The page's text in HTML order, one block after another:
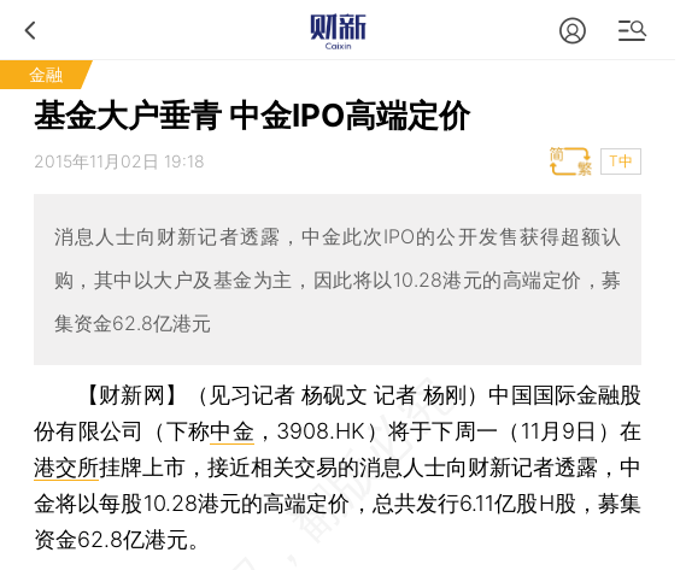
金融
基金大户垂青 中金IPO高端定价
2015年11月02日 19:18 T中
消息人士向财新记者透露，中金此次IPO的公开发售获得超额认
购，其中以大户及基金为主，因此将以10.28港元的高端定价，募
集资金62.8亿港元
【财新网】（见习记者 杨砚文 记者 杨刚） 中国国际金融股
份有限公司（下称中金 ，3908.HK）将于下周一（11月9日）在
港交所挂牌上市，接近相关交易的消息人士向财新记者透露，中
金将以每股10.28港元的高端定价，总共发行6.11亿股H股，募集
资金62.8亿港元。